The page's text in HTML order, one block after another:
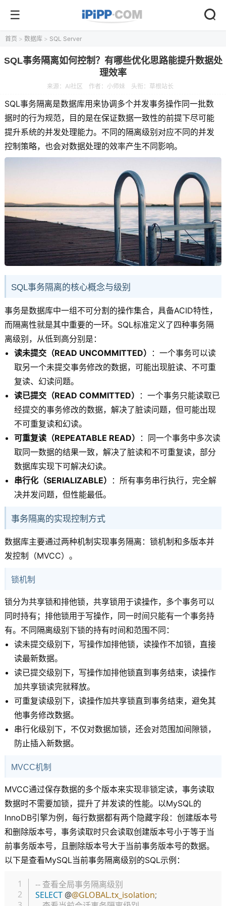
首页 > 数据库 > SQL Server
SQL事务隔离如何控制？有哪些优化思路能提升数据处
理效率
来源： AI社区 作者：小师妹 头衔：草根站长
SQL事务隔离是数据库用来协调多个并发事务操作同一批数
据时的行为规范，目的是在保证数据一致性的前提下尽可能
提升系统的并发处理能力。不同的隔离级别对应不同的并发
控制策略，也会对数据处理的效率产生不同影响。
SQL事务隔离的核心概念与级别
事务是数据库中一组不可分割的操作集合，具备ACID特性，
而隔离性就是其中重要的一环。SQL标准定义了四种事务隔
离级别，从低到高分别是：
读未提交（READ UNCOMMITTED）
：一个事务可以读
取另一个未提交事务修改的数据，可能出现脏读、不可重
复读、幻读问题。
读已提交（READ COMMITTED）
：一个事务只能读取已
经提交的事务修改的数据，解决了脏读问题，但可能出现
不可重复读和幻读。
可重复读（REPEATABLE READ）
：同一个事务中多次读
取同一数据的结果一致，解决了脏读和不可重复读，部分
数据库实现下可解决幻读。
串行化（SERIALIZABLE）
：所有事务串行执行，完全解
决并发问题，但性能最低。
事务隔离的实现控制方式
数据库主要通过两种机制实现事务隔离：锁机制和多版本并
发控制（MVCC）。
锁机制
锁分为共享锁和排他锁，共享锁用于读操作，多个事务可以
同时持有；排他锁用于写操作，同一时间只能有一个事务持
有。不同隔离级别下锁的持有时间和范围不同：
读未提交级别下，写操作加排他锁，读操作不加锁，直接
读最新数据。
读已提交级别下，写操作加排他锁直到事务结束，读操作
加共享锁读完就释放。
可重复读级别下，读操作加共享锁直到事务结束，避免其
他事务修改数据。
串行化级别下，不仅对数据加锁，还会对范围加间隙锁，
防止插入新数据。
MVCC机制
MVCC通过保存数据的多个版本来实现非锁定读，事务读取
数据时不需要加锁，提升了并发读的性能。以MySQL的
InnoDB引擎为例，每行数据都有两个隐藏字段：创建版本号
和删除版本号，事务读取时只会读取创建版本号小于等于当
前事务版本号，且删除版本号大于当前事务版本号的数据。
以下是查看MySQL当前事务隔离级别的SQL示例：
-- 查看全局事务隔离级别
SELECT @@GLOBAL.tx_isolation;